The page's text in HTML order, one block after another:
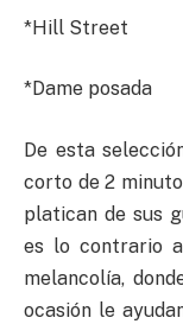
*Hill Street
*Dame posada
De esta
corto de 2
platican de sus
es lo contrario
melancolía,
ocasión le